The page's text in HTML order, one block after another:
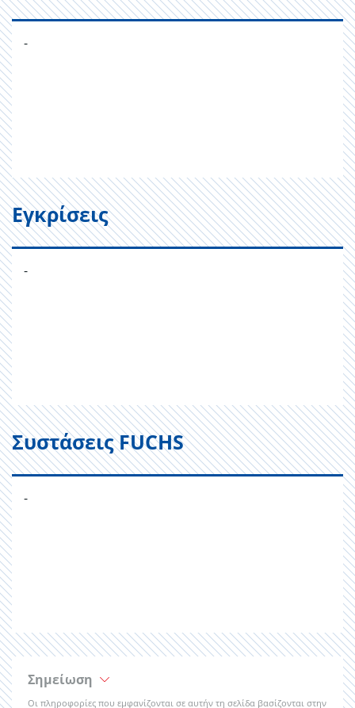
-
Εγκρίσεις
-
Συστάσεις FUCHS
-
Σημείωση
Οι πληροφορίες που εμφανίζονται σε αυτήν τη σελίδα βασίζονται στην